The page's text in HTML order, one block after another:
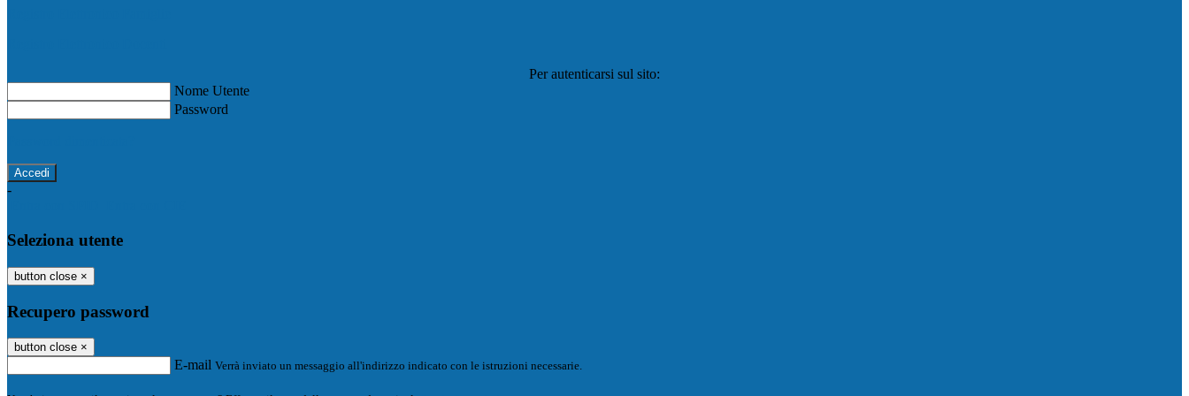
Per autenticarsi sul sito:
Nome Utente
Password
-
Seleziona utente
button close ×
Recupero password
button close ×
E-mail Verrà inviato un messaggio all'indirizzo indicato con le istruzioni necessarie.